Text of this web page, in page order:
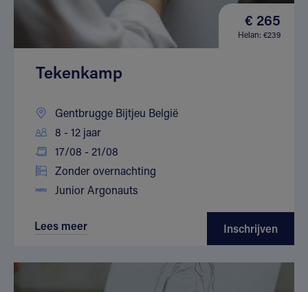
€ 265
Helan: €239
Tekenkamp
Gentbrugge Bijtjeu België
8 - 12 jaar
17/08 - 21/08
Zonder overnachting
Junior Argonauts
Lees meer Inschrijven